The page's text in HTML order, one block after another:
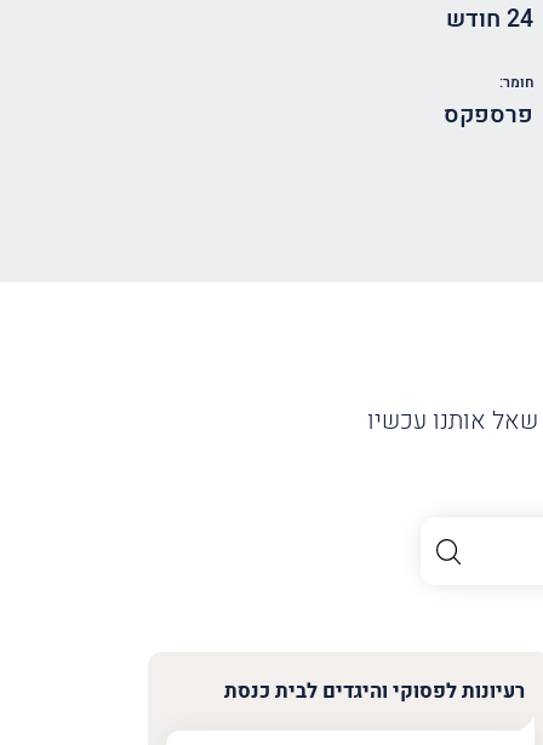
24 חודש
חומר:
פרספקס
שאל אותנו עכשיו
רעיונות לפסוקי והיגדים לבית כנסת